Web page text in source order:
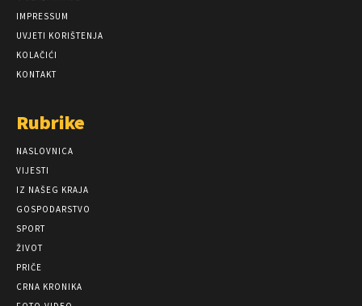
IMPRESSUM
UVJETI KORIŠTENJA
KOLAČIĆI
KONTAKT
Rubrike
NASLOVNICA
VIJESTI
IZ NAŠEG KRAJA
GOSPODARSTVO
SPORT
ŽIVOT
PRIČE
CRNA KRONIKA